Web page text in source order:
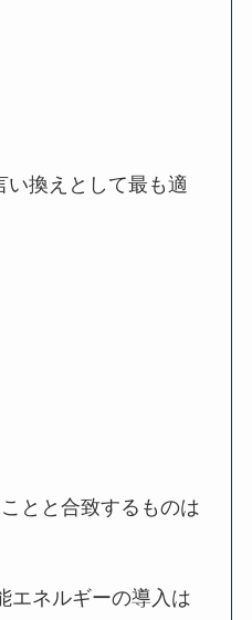
い換えとして最も適
とと合致するものは
エネルギーの導入は